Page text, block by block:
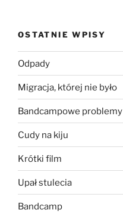
OSTATNIE WPISY
Odpady
Migracja, której nie było
Bandcampowe problemy
Cudy na kiju
Krótki film
Upał stulecia
Bandcamp